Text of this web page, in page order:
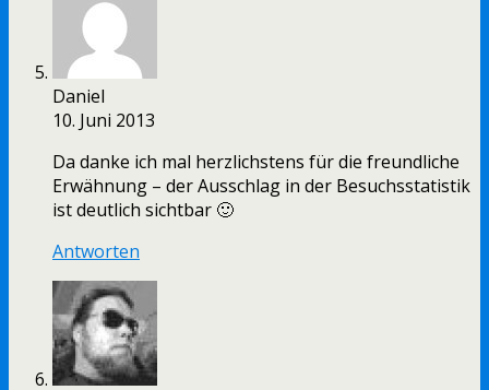
Daniel
10. Juni 2013
Da danke ich mal herzlichstens für die freundliche
Erwähnung – der Ausschlag in der Besuchsstatistik
ist deutlich sichtbar 🙂
Antworten